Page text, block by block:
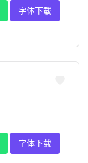
字体下载
字体下载